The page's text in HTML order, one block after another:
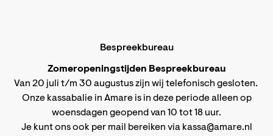
Bespreekbureau
Zomeropeningstijden Bespreekbureau
Van 20 juli t/m 30 augustus zijn wij telefonisch gesloten.
Onze kassabalie in Amare is in deze periode alleen op
woensdagen geopend van 10 tot 18 uur.
Je kunt ons ook per mail bereiken via kassa@amare.nl